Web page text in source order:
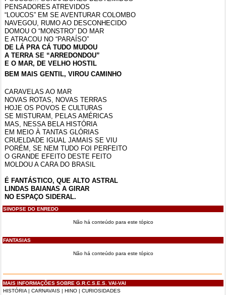
PENSADORES ATREVIDOS
“LOUCOS” EM SE AVENTURAR COLOMBO
NAVEGOU, RUMO AO DESCONHECIDO
DOMOU O “MONSTRO” DO MAR
E ATRACOU NO “PARAÍSO”
DE LÁ PRA CÁ TUDO MUDOU
A TERRA SE “ARREDONDOU”
E O MAR, DE VELHO HOSTIL
BEM MAIS GENTIL, VIROU CAMINHO
CARAVELAS AO MAR
NOVAS ROTAS, NOVAS TERRAS
HOJE OS POVOS E CULTURAS
SE MISTURAM, PELAS AMÉRICAS
MAS, NESSA BELA HISTÓRIA
EM MEIO À TANTAS GLÓRIAS
CRUELDADE IGUAL JAMAIS SE VIU
PORÉM, SE NEM TUDO FOI PERFEITO
O GRANDE EFEITO DESTE FEITO
MOLDOU A CARA DO BRASIL
É FANTÁSTICO, QUE ALTO ASTRAL
LINDAS BAIANAS A GIRAR
NO ESPAÇO SIDERAL.
SINOPSE DO ENREDO
Não há conteúdo para este tópico
FANTASIAS
Não há conteúdo para este tópico
MAIS INFORMAÇÕES SOBRE G.R.C.S.E.S. VAI-VAI
HISTÓRIA | CARNAVAIS | HINO | CURIOSIDADES